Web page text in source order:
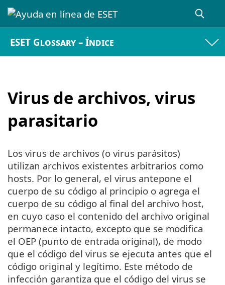
ESET Glossary – Índice
Virus de archivos, virus
parasitario
Los virus de archivos (o virus parásitos)
utilizan archivos existentes arbitrarios como
hosts. Por lo general, el virus antepone el
cuerpo de su código al principio o agrega el
cuerpo de su código al final del archivo host,
en cuyo caso el contenido del archivo original
permanece intacto, excepto que se modifica
el OEP (punto de entrada original), de modo
que el código del virus se ejecuta antes que el
código original y legítimo. Este método de
infección garantiza que el código del virus se